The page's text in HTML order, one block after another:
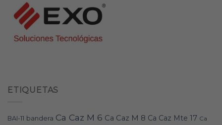
ETIQUETAS
BAI-11 bandera Ca Caz M 6 Ca Caz M 8 Ca Caz Mte 17 Ca